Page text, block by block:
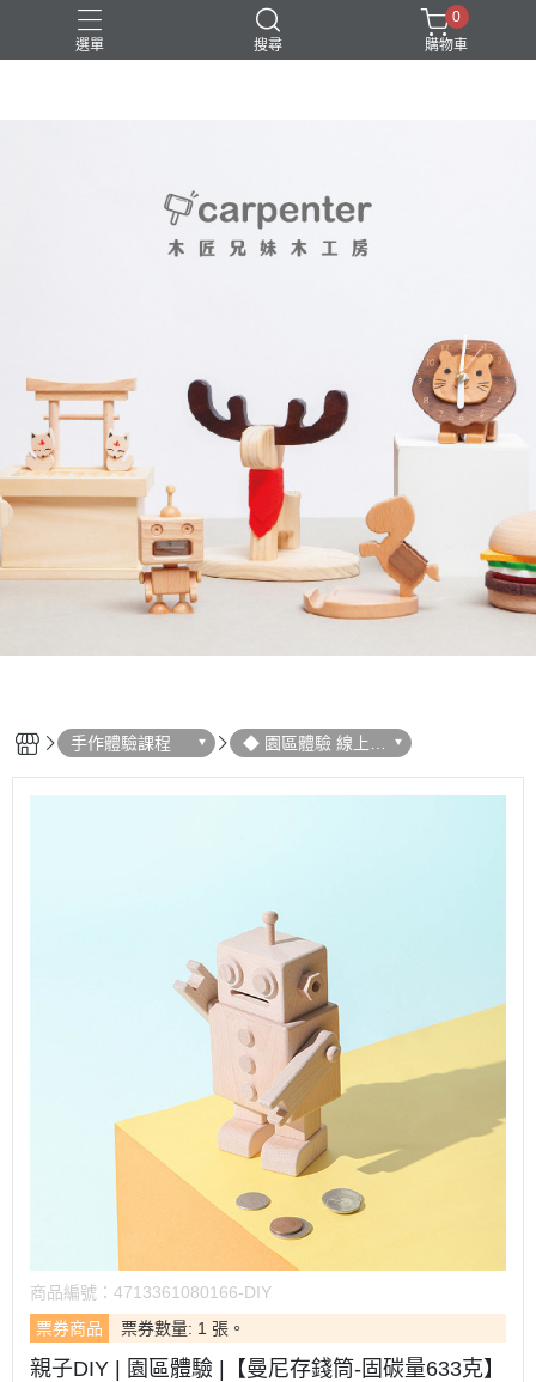
選單 搜尋
0
購物車
手作體驗課程
◆ 園區體驗 線上預
約 ◆ 親子 DIY
商品編號： 4713361080166-DIY
票券商品
票券數量: 1 張。
親子DIY | 園區體驗 |【曼尼存錢筒-固碳量633克】